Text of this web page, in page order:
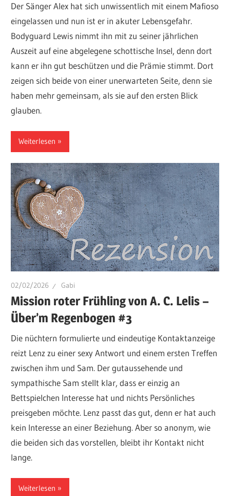
Der Sänger Alex hat sich unwissentlich mit einem Mafioso
eingelassen und nun ist er in akuter Lebensgefahr.
Bodyguard Lewis nimmt ihn mit zu seiner jährlichen
Auszeit auf eine abgelegene schottische Insel, denn dort
kann er ihn gut beschützen und die Prämie stimmt. Dort
zeigen sich beide von einer unerwarteten Seite, denn sie
haben mehr gemeinsam, als sie auf den ersten Blick
glauben.
Weiterlesen
02/02/2026 Gabi
Mission roter Frühling von A. C. Lelis –
Über’m Regenbogen #3
Die nüchtern formulierte und eindeutige Kontaktanzeige
reizt Lenz zu einer sexy Antwort und einem ersten Treffen
zwischen ihm und Sam. Der gutaussehende und
sympathische Sam stellt klar, dass er einzig an
Bettspielchen Interesse hat und nichts Persönliches
preisgeben möchte. Lenz passt das gut, denn er hat auch
kein Interesse an einer Beziehung. Aber so anonym, wie
die beiden sich das vorstellen, bleibt ihr Kontakt nicht
lange.
Weiterlesen